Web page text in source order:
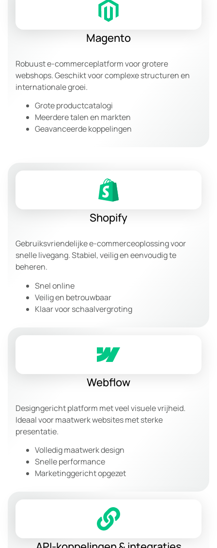
Magento
Robuust e-commerceplatform voor grotere
webshops. Geschikt voor complexe structuren en
internationale groei.
Grote productcatalogi
Meerdere talen en markten
Geavanceerde koppelingen
Shopify
Gebruiksvriendelijke e-commerceoplossing voor
snelle livegang. Stabiel, veilig en eenvoudig te
beheren.
Snel online
Veilig en betrouwbaar
Klaar voor schaalvergroting
Webflow
Designgericht platform met veel visuele vrijheid.
Ideaal voor maatwerk websites met sterke
presentatie.
Volledig maatwerk design
Snelle performance
Marketinggericht opgezet